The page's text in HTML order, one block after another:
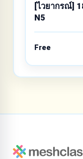
[ไวยากรณ์]
N5
Free